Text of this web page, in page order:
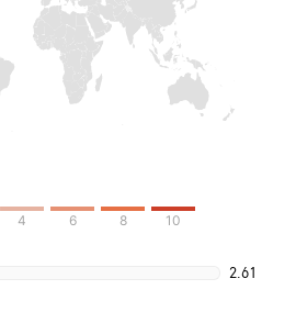
4 6 8 10
2.61